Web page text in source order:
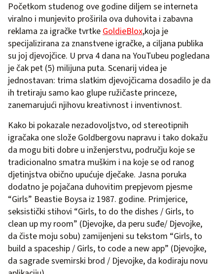
Početkom studenog ove godine diljem se interneta
viralno i munjevito proširila ova duhovita i zabavna
reklama za igračke tvrtkeGoldieBlox,koja je
specijalizirana za znanstvene igračke, a ciljana publika
su joj djevojčice. U prva 4 dana na YouTubeu pogledana
je čak pet (5) milijuna puta. Scenarij videa je
jednostavan: trima slatkim djevojčicama dosadilo je da
ih tretiraju samo kao glupe ružičaste princeze,
zanemarujući njihovu kreativnost i inventivnost.
Kako bi pokazale nezadovoljstvo, od stereotipnih
igračaka one slože Goldbergovu napravu i tako dokažu
da mogu biti dobre u inženjerstvu, području koje se
tradicionalno smatra muškim i na koje se od ranog
djetinjstva obično upućuje dječake. Jasna poruka
dodatno je pojačana duhovitim prepjevom pjesme
“Girls” Beastie Boysa iz 1987. godine. Primjerice,
seksistički stihovi “Girls, to do the dishes / Girls, to
clean up my room” (Djevojke, da peru suđe/ Djevojke,
da čiste moju sobu) zamijenjeni su tekstom “Girls, to
build a spaceship / Girls, to code a new app” (Djevojke,
da sagrade svemirski brod / Djevojke, da kodiraju novu